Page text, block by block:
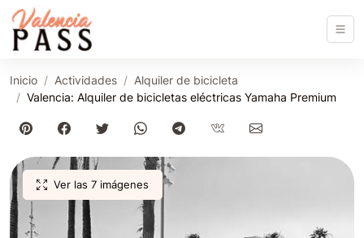
Inicio Actividades
Alquiler de bicicleta
Valencia: Alquiler de bicicletas eléctricas Yamaha Premium
Ver las 7 imágenes